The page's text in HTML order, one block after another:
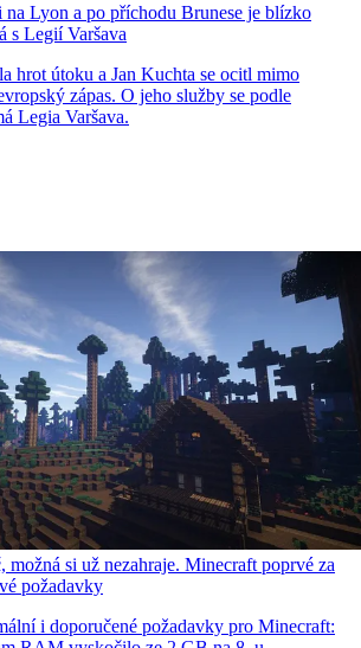
na Lyon a po příchodu Brunese je blízko
s Legií Varšava
hrot útoku a Jan Kuchta se ocitl mimo
zápas. O jeho služby se podle
Legia Varšava.
možná si už nezahraje. Minecraft poprvé za
požadavky
i doporučené požadavky pro Minecraft: